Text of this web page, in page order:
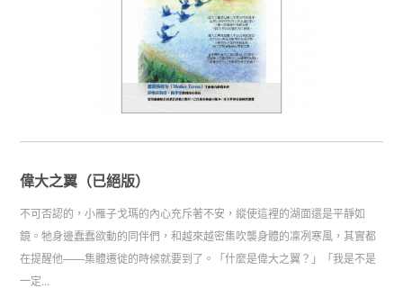
偉大之翼（已絕版）
不可否認的，小雁子戈瑪的內心充斥著不安，縱使這裡的湖面還是平靜如
鏡。牠身邊蠢蠢欲動的同伴們，和越來越密集吹襲身體的凜冽寒風，其實都
在提醒他——集體遷徙的時候就要到了。「什麼是偉大之翼？」「我是不是
一定...